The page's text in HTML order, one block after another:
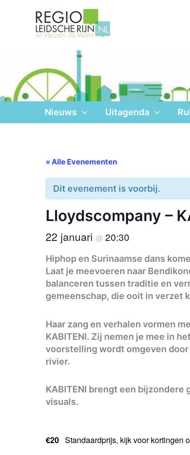
Nieuws Uitagenda
« Alle Evenementen
Dit evenement is voorbij.
Lloydscompany –
22 januari @ 20:30
Hiphop en Surinaamse dans
Laat je meevoeren naar
balanceren tussen traditie en
gemeenschap, die ooit in verzet
Haar zang en verhalen vormen
KABITENI. Zij nemen je mee in
voorstelling wordt omgeven
rivier.
KABITENI brengt een
visuals.
€20 Standaardprijs, kijk voor kortingen